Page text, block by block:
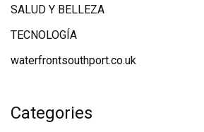
SALUD Y BELLEZA
TECNOLOGÍA
waterfrontsouthport.co.uk
Categories